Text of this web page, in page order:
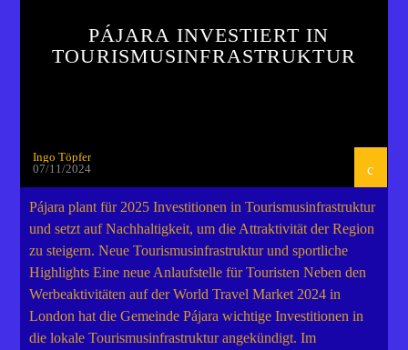
PÁJARA INVESTIERT IN
TOURISMUSINFRASTRUKTUR
Ingo Töpfer
07/11/2024
Pájara plant für 2025 Investitionen in Tourismusinfrastruktur
und setzt auf Nachhaltigkeit, um die Attraktivität der Region
zu steigern. Neue Tourismusinfrastruktur und sportliche
Highlights Eine neue Anlaufstelle für Touristen Neben den
Werbeaktivitäten auf der World Travel Market 2024 in
London hat die Gemeinde Pájara wichtige Investitionen in
die lokale Tourismusinfrastruktur angekündigt. Im